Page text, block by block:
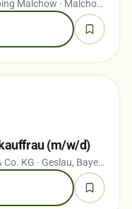
Malchow · Malchow, Mecklenburg-Vorpommern
(m/w/d)
Co. KG · Geslau, Bayern